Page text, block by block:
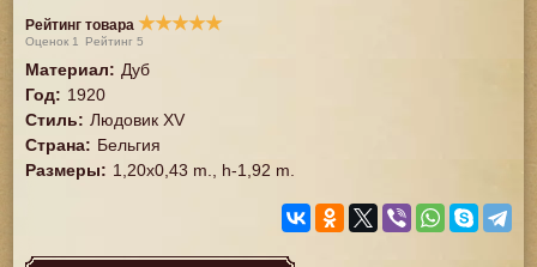
Рейтинг товара ★★★★★
Оценок 1 Рейтинг5
Материал: Дуб
Год: 1920
Стиль: Людовик XV
Страна: Бельгия
Размеры: 1,20x0,43 m., h-1,92 m.